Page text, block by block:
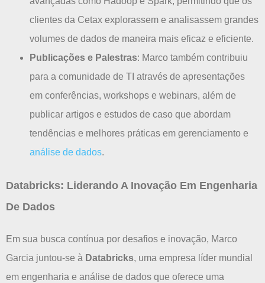
clientes da Cetax explorassem e analisassem grandes
volumes de dados de maneira mais eficaz e eficiente.
Publicações e Palestras: Marco também contribuiu
para a comunidade de TI através de apresentações
em conferências, workshops e webinars, além de
publicar artigos e estudos de caso que abordam
tendências e melhores práticas em gerenciamento e
análise de dados.
Databricks: Liderando A Inovação Em Engenharia
De Dados
Em sua busca contínua por desafios e inovação, Marco
Garcia juntou-se à Databricks, uma empresa líder mundial
em engenharia e análise de dados que oferece uma